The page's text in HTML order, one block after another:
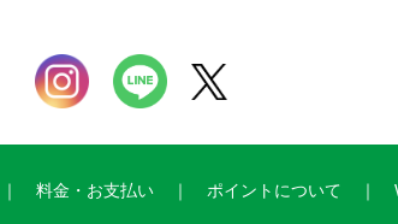
料金・お支払い ポイントについて